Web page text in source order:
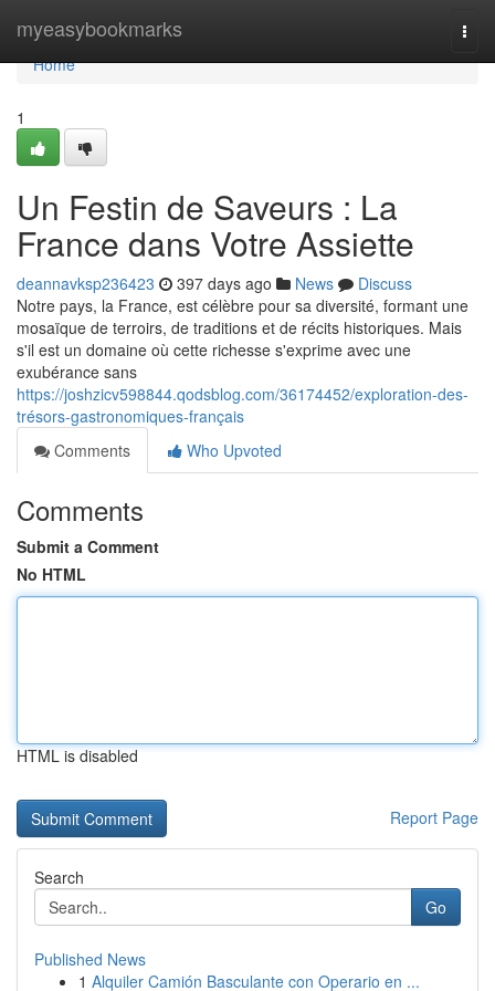
myeasybookmarks
Home
Home
1
Un Festin de Saveurs : La
France dans Votre Assiette
deannavksp236423 397 days ago News
Discuss
Notre pays, la France, est célèbre pour sa diversité, formant une
mosaïque de terroirs, de traditions et de récits historiques. Mais
s'il est un domaine où cette richesse s'exprime avec une
exubérance sans
https://joshzicv598844.qodsblog.com/36174452/exploration-des-
trésors-gastronomiques-français
Comments
Who Upvoted
Comments
Submit a Comment
No HTML
HTML is disabled
Report Page
Search
Go
Published News
1 Alquiler Camión Basculante con Operario en ...